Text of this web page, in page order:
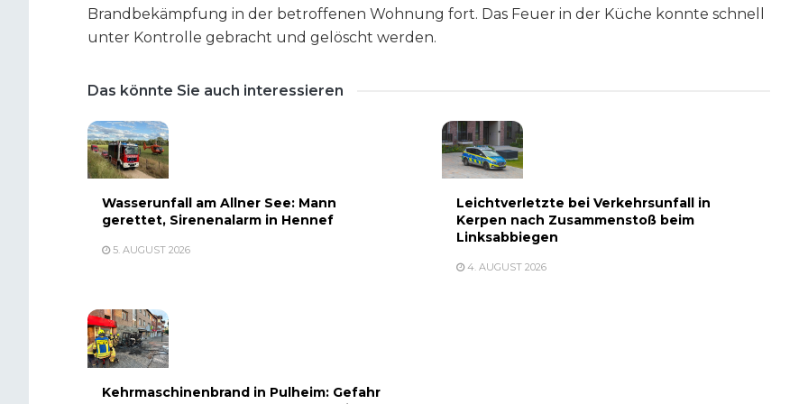
Brandbekämpfung in der betroffenen Wohnung fort. Das Feuer in der Küche konnte schnell
unter Kontrolle gebracht und gelöscht werden.
Das könnte Sie auch interessieren
Wasserunfall am Allner See: Mann
gerettet, Sirenenalarm in Hennef
5. AUGUST 2026
Leichtverletzte bei Verkehrsunfall in
Kerpen nach Zusammenstoß beim
Linksabbiegen
4. AUGUST 2026
Kehrmaschinenbrand in Pulheim: Gefahr